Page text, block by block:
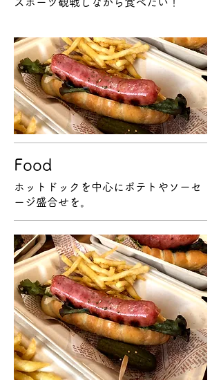
Food
ホットドックを中心にポテトやソーセ
ージ盛合せを。